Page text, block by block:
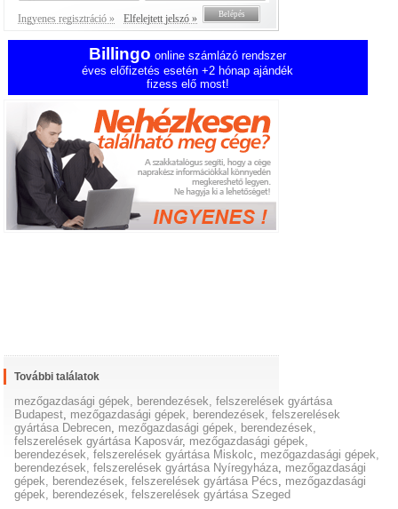
Ingyenes regisztráció » Elfelejtett jelszó »
Billingo online számlázó rendszer
éves előfizetés esetén +2 hónap ajándék
fizess elő most!
További találatok
mezőgazdasági gépek, berendezések, felszerelések gyártása
Budapest, mezőgazdasági gépek, berendezések, felszerelések
gyártása Debrecen, mezőgazdasági gépek, berendezések,
felszerelések gyártása Kaposvár, mezőgazdasági gépek,
berendezések, felszerelések gyártása Miskolc, mezőgazdasági gépek,
berendezések, felszerelések gyártása Nyíregyháza, mezőgazdasági
gépek, berendezések, felszerelések gyártása Pécs, mezőgazdasági
gépek, berendezések, felszerelések gyártása Szeged